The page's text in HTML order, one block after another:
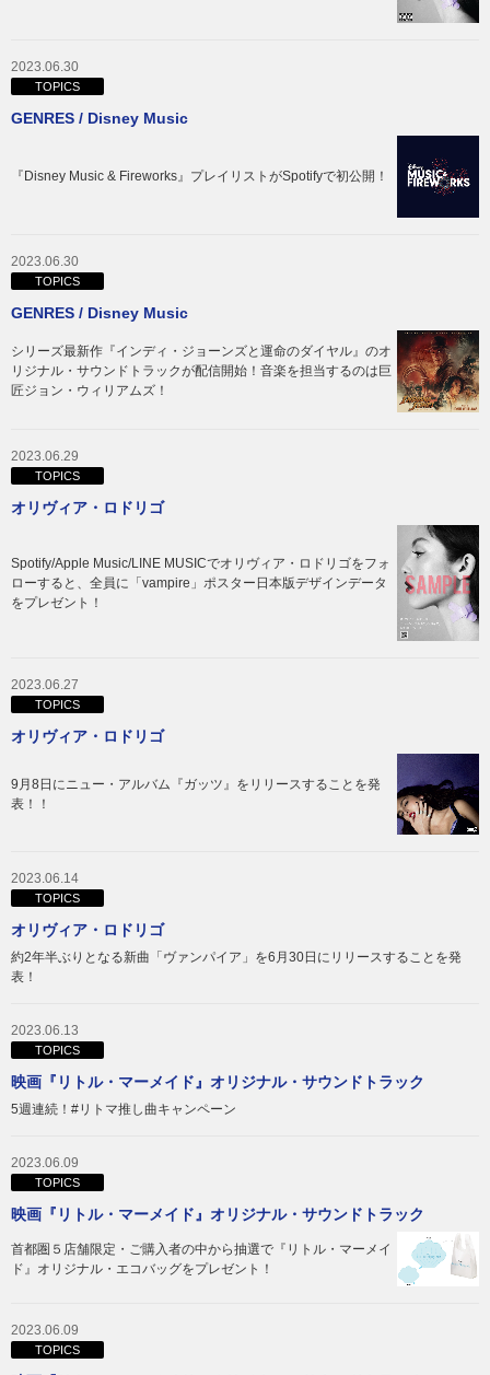
2023.06.30
TOPICS
GENRES / Disney Music
『Disney Music & Fireworks』プレイリストがSpotifyで初公開！
2023.06.30
TOPICS
GENRES / Disney Music
シリーズ最新作『インディ・ジョーンズと運命のダイヤル』のオ
リジナル・サウンドトラックが配信開始！音楽を担当するのは巨
匠ジョン・ウィリアムズ！
2023.06.29
TOPICS
オリヴィア・ロドリゴ
Spotify/Apple Music/LINE MUSICでオリヴィア・ロドリゴをフォ
ローすると、全員に「vampire」ポスター日本版デザインデータ
をプレゼント！
2023.06.27
TOPICS
オリヴィア・ロドリゴ
9月8日にニュー・アルバム『ガッツ』をリリースすることを発
表！！
2023.06.14
TOPICS
オリヴィア・ロドリゴ
約2年半ぶりとなる新曲「ヴァンパイア」を6月30日にリリースすることを発
表！
2023.06.13
TOPICS
映画『リトル・マーメイド』オリジナル・サウンドトラック
5週連続！#リトマ推し曲キャンペーン
2023.06.09
TOPICS
映画『リトル・マーメイド』オリジナル・サウンドトラック
首都圏５店舗限定・ご購入者の中から抽選で『リトル・マーメイ
ド』オリジナル・エコバッグをプレゼント！
2023.06.09
TOPICS